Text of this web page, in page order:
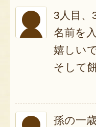
3人目、
名前を
嬉しい
そして
孫の一